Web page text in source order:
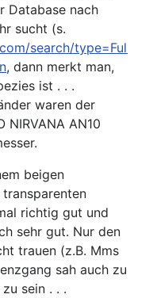
Database nach
sucht (s.
search/type=Full-
, dann merkt man,
ist . . .
waren der
NIRVANA AN10
beigen
richtig gut und
sehr gut. Nur den
trauen (z.B. Mms
sah auch zu
sein . . .